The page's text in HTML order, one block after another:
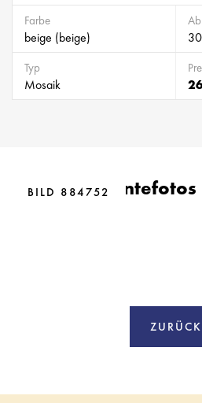
Farbe
beige (beige)
Typ
Mosaik
Ambientefotos
BILD 884749
BILD 884752
ZURÜCK